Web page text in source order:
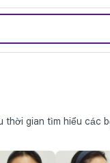
thời gian tìm hiểu các